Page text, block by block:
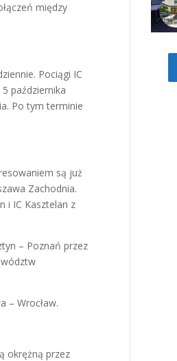
między
Pociągi IC
października
Po tym terminie
są już
Zachodnia.
i IC Kasztelan z
– Poznań przez
– Wrocław.
okrężną przez